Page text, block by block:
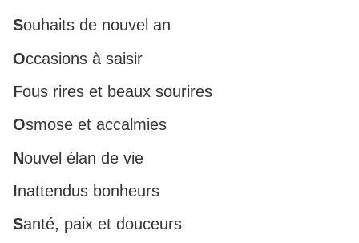
Souhaits de nouvel an
Occasions à saisir
Fous rires et beaux sourires
Osmose et accalmies
Nouvel élan de vie
Inattendus bonheurs
Santé, paix et douceurs